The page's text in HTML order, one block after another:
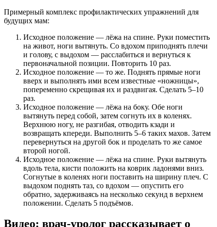
Примерный комплекс профилактических упражнений для
будущих мам:
Исходное положение — лёжа на спине. Руки поместить
на живот, ноги вытянуть. Со вдохом приподнять плечи
и голову, с выдохом — расслабиться и вернуться к
первоначальной позиции. Повторить 10 раз.
Исходное положение — то же. Поднять прямые ноги
вверх и выполнять ими всем известные «ножницы»,
попеременно скрещивая их и раздвигая. Сделать 5–10
раз.
Исходное положение — лёжа на боку. Обе ноги
вытянуть перед собой, затем согнуть их в коленях.
Верхнюю ногу, не разгибая, отводить кзади и
возвращать кпереди. Выполнить 5–6 таких махов. Затем
перевернуться на другой бок и проделать то же самое
второй ногой.
Исходное положение — лёжа на спине. Руки вытянуть
вдоль тела, кисти положить на коврик ладонями вниз.
Согнутые в коленях ноги поставить на ширину плеч. С
выдохом поднять таз, со вдохом — опустить его
обратно, задерживаясь на несколько секунд в верхнем
положении. Сделать 5 подъёмов.
Видео: врач-уролог рассказывает о